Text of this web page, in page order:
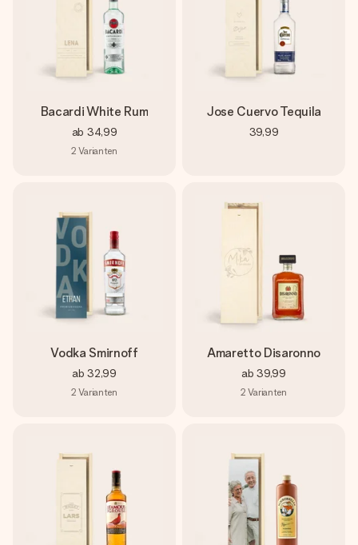
Bacardi White Rum
ab 34,99
2 Varianten
Jose Cuervo Tequila
39,99
Vodka Smirnoff
ab 32,99
2 Varianten
Amaretto Disaronno
ab 39,99
2 Varianten